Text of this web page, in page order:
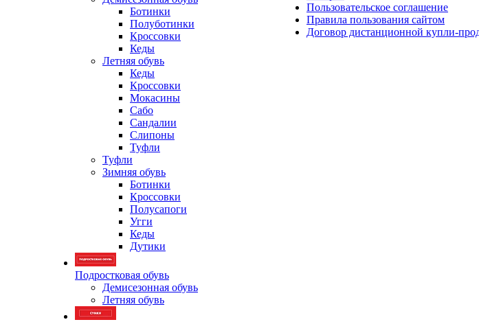
Ботинки
Полуботинки
Кроссовки
Кеды
Летняя обувь
Кеды
Кроссовки
Мокасины
Сабо
Сандалии
Слипоны
Туфли
Туфли
Зимняя обувь
Ботинки
Кроссовки
Полусапоги
Угги
Кеды
Дутики
Подростковая обувь
Демисезонная обувь
Летняя обувь
Пользовательское соглашение
Правила пользования сайтом
Договор дистанционной купли-